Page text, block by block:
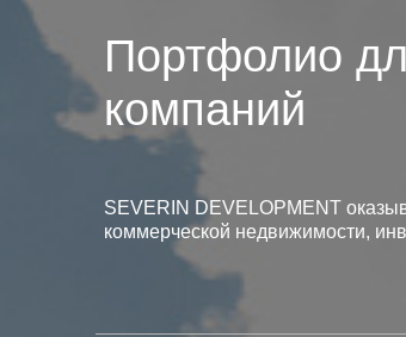
Портфолио
компаний
SEVERIN DEVELOPMENT
коммерческой недвижимости,